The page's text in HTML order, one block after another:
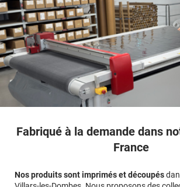
Fabriqué à la demande dans
France
Nos produits sont imprimés et découpés